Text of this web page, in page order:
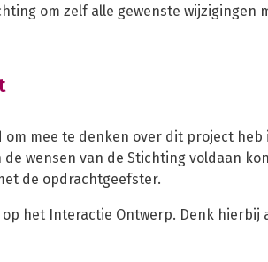
om zelf alle gewenste wijzigingen
mee te denken over dit project
wensen van de Stichting voldaan
de opdrachtgeefster.
het Interactie Ontwerp. Denk hierbij